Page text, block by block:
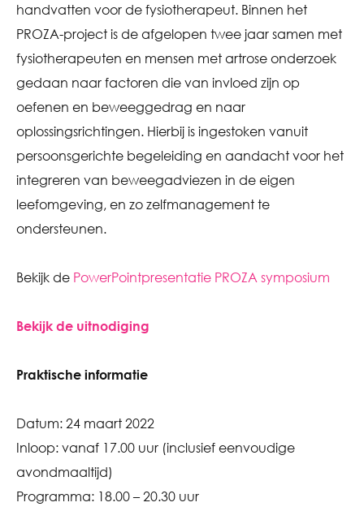
handvatten voor de fysiotherapeut. Binnen het
PROZA-project is de afgelopen twee jaar samen met
fysiotherapeuten en mensen met artrose onderzoek
gedaan naar factoren die van invloed zijn op
oefenen en beweeggedrag en naar
oplossingsrichtingen. Hierbij is ingestoken vanuit
persoonsgerichte begeleiding en aandacht voor het
integreren van beweegadviezen in de eigen
leefomgeving, en zo zelfmanagement te
ondersteunen.
Bekijk de PowerPointpresentatie PROZA symposium
Bekijk de uitnodiging
Praktische informatie
Datum: 24 maart 2022
Inloop: vanaf 17.00 uur (inclusief eenvoudige
avondmaaltijd)
Programma: 18.00 – 20.30 uur